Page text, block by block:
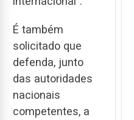
É também
solicitado que
defenda, junto
das autoridades
nacionais
competentes, a